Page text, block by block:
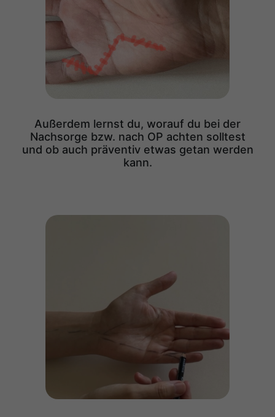
Außerdem lernst du, worauf du bei der
Nachsorge bzw. nach OP achten solltest
und ob auch präventiv etwas getan werden
kann.